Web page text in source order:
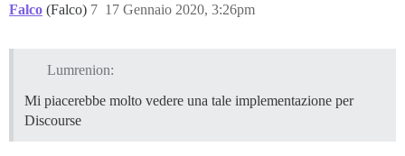
Falco (Falco) 17 Gennaio 2020, 3:26pm
7
Lumrenion:
Mi piacerebbe molto vedere una tale implementazione per
Discourse